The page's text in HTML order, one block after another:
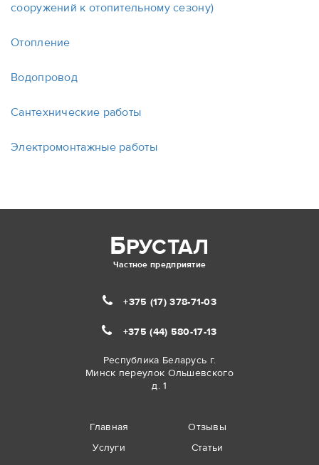
сооружений к отопительному сезону)
Отопление
Водопровод
Сантехнические работы
Электромонтажные работы
БРУСТАЛ
Частное предприятие
+375 (17) 378-71-03
+375 (44) 580-17-13
Республика Беларусь г.
Минск переулок Ольшевского
д. 1
Главная
Услуги
Отзывы
Статьи